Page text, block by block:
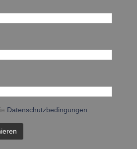
Datenschutzbedingungen